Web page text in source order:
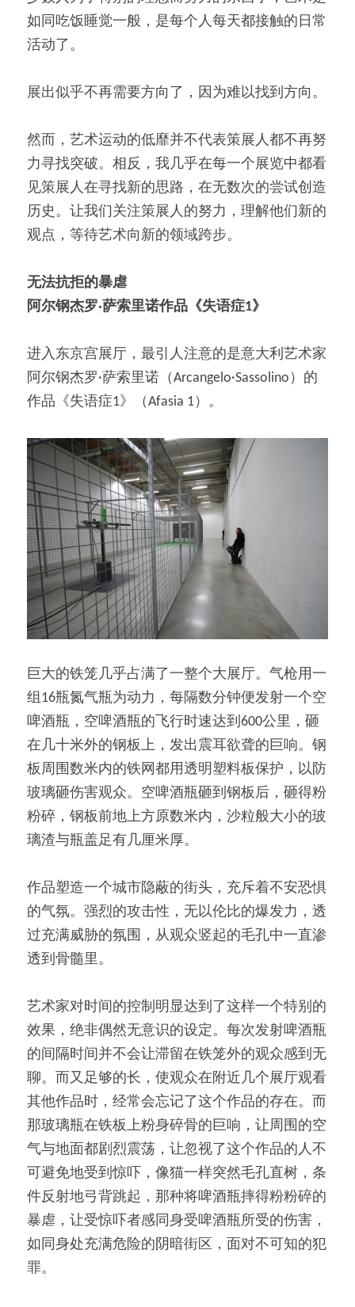
如同吃饭睡觉一般，是每个人每天都接触的日常
活动了。
展出似乎不再需要方向了，因为难以找到方向。
然而，艺术运动的低靡并不代表策展人都不再努
力寻找突破。相反，我几乎在每一个展览中都看
见策展人在寻找新的思路，在无数次的尝试创造
历史。让我们关注策展人的努力，理解他们新的
观点，等待艺术向新的领域跨步。
无法抗拒的暴虐
阿尔钢杰罗·萨索里诺作品《失语症1》
进入东京宫展厅，最引人注意的是意大利艺术家
阿尔钢杰罗·萨索里诺（Arcangelo·Sassolino）的
作品《失语症1》（Afasia 1）。
巨大的铁笼几乎占满了一整个大展厅。气枪用一
组16瓶氮气瓶为动力，每隔数分钟便发射一个空
啤酒瓶，空啤酒瓶的飞行时速达到600公里，砸
在几十米外的钢板上，发出震耳欲聋的巨响。钢
板周围数米内的铁网都用透明塑料板保护，以防
玻璃砸伤害观众。空啤酒瓶砸到钢板后，砸得粉
粉碎，钢板前地上方原数米内，沙粒般大小的玻
璃渣与瓶盖足有几厘米厚。
作品塑造一个城市隐蔽的街头，充斥着不安恐惧
的气氛。强烈的攻击性，无以伦比的爆发力，透
过充满威胁的氛围，从观众竖起的毛孔中一直渗
透到骨髓里。
艺术家对时间的控制明显达到了这样一个特别的
效果，绝非偶然无意识的设定。每次发射啤酒瓶
的间隔时间并不会让滞留在铁笼外的观众感到无
聊。而又足够的长，使观众在附近几个展厅观看
其他作品时，经常会忘记了这个作品的存在。而
那玻璃瓶在铁板上粉身碎骨的巨响，让周围的空
气与地面都剧烈震荡，让忽视了这个作品的人不
可避免地受到惊吓，像猫一样突然毛孔直树，条
件反射地弓背跳起，那种将啤酒瓶摔得粉粉碎的
暴虐，让受惊吓者感同身受啤酒瓶所受的伤害，
如同身处充满危险的阴暗街区，面对不可知的犯
罪。